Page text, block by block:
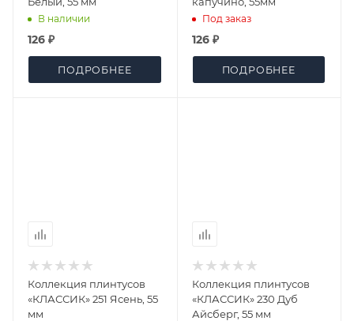
В наличии
126 ₽
ПОДРОБНЕЕ
Под заказ
126 ₽
ПОДРОБНЕЕ
Коллекция плинтусов
«КЛАССИК» 251 Ясень, 55
мм
Коллекция плинтусов
«КЛАССИК» 230 Дуб
Айсберг, 55 мм